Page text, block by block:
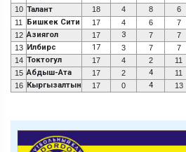
10 Талант 18 4 8 6
11
Бишкек Сити 17 4 6 7
12 Азиягол 17 3 7 7
13 Илбирс 17 3 7 7
14 Токтогул 17 4 2 11
15 Абдыш-Ата 17 2 4 11
16 Кыргызалтын 17 0 4 13